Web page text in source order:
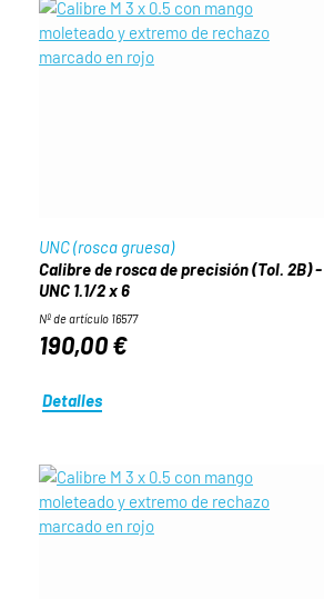
UNC (rosca gruesa)
Calibre de rosca de precisión (Tol. 2B) -
UNC 1.1/2 x 6
Nº de artículo 16577
190,00 €
Detalles